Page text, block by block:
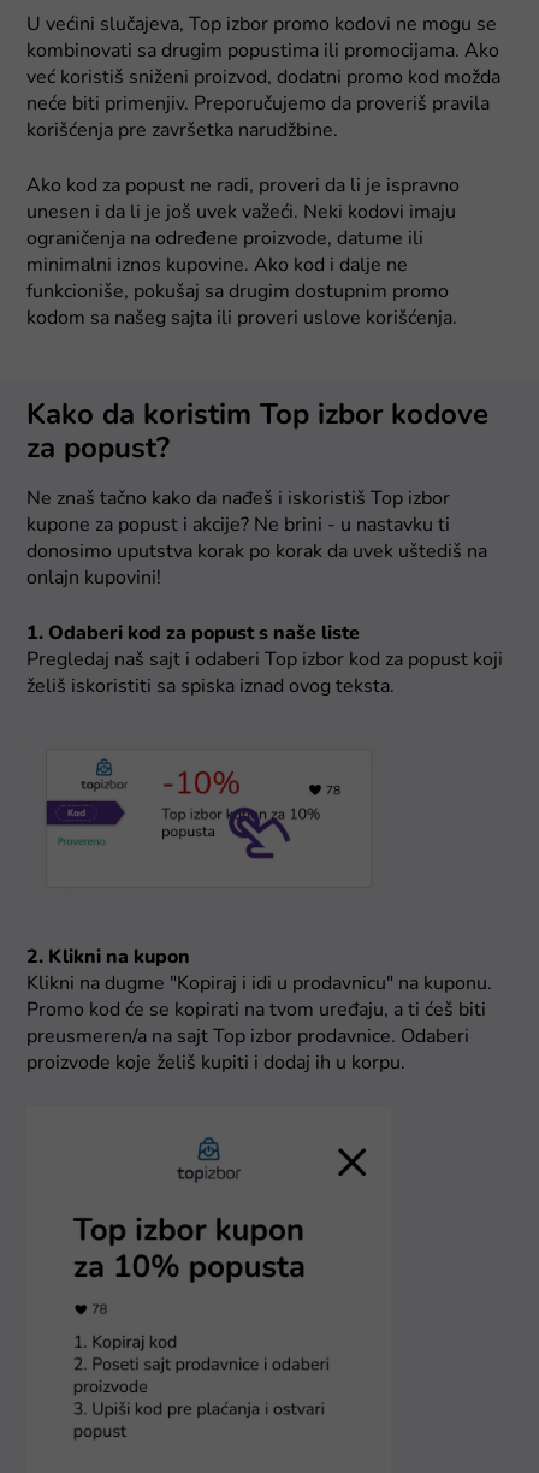
U većini slučajeva, Top izbor promo kodovi ne mogu se
kombinovati sa drugim popustima ili promocijama. Ako
već koristiš sniženi proizvod, dodatni promo kod možda
neće biti primenjiv. Preporučujemo da proveriš pravila
korišćenja pre završetka narudžbine.
Ako kod za popust ne radi, proveri da li je ispravno
unesen i da li je još uvek važeći. Neki kodovi imaju
ograničenja na određene proizvode, datume ili
minimalni iznos kupovine. Ako kod i dalje ne
funkcioniše, pokušaj sa drugim dostupnim promo
kodom sa našeg sajta ili proveri uslove korišćenja.
Kako da koristim Top izbor kodove
za popust?
Ne znaš tačno kako da nađeš i iskoristiš Top izbor
kupone za popust i akcije? Ne brini - u nastavku ti
donosimo uputstva korak po korak da uvek uštediš na
onlajn kupovini!
1. Odaberi kod za popust s naše liste
Pregledaj naš sajt i odaberi Top izbor kod za popust koji
želiš iskoristiti sa spiska iznad ovog teksta.
2. Klikni na kupon
Klikni na dugme "Kopiraj i idi u prodavnicu" na kuponu.
Promo kod će se kopirati na tvom uređaju, a ti ćeš biti
preusmeren/a na sajt Top izbor prodavnice. Odaberi
proizvode koje želiš kupiti i dodaj ih u korpu.